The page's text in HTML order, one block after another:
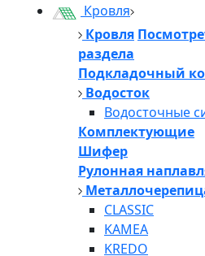
Кровля
Кровля
раздела
Подкладочный
Водосток
Водосточные
Комплектующие
Шифер
Рулонная
CLASSIC
KAMEA
KREDO